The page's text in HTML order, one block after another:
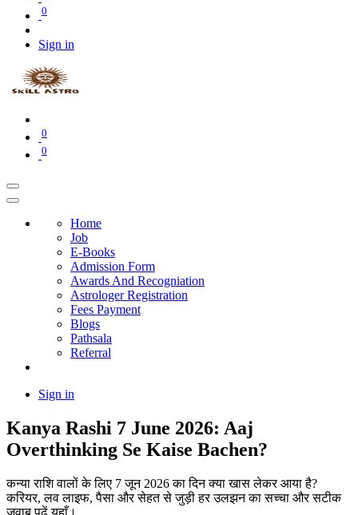
0
Sign in
0
0
Home
Job
E-Books
Admission Form
Awards And Recogniation
Astrologer Registration
Fees Payment
Blogs
Pathsala
Referral
Sign in
Kanya Rashi 7 June 2026: Aaj
Overthinking Se Kaise Bachen?
कन्या राशि वालों के लिए 7 जून 2026 का दिन क्या खास लेकर आया है?
करियर, लव लाइफ, पैसा और सेहत से जुड़ी हर उलझन का सच्चा और सटीक